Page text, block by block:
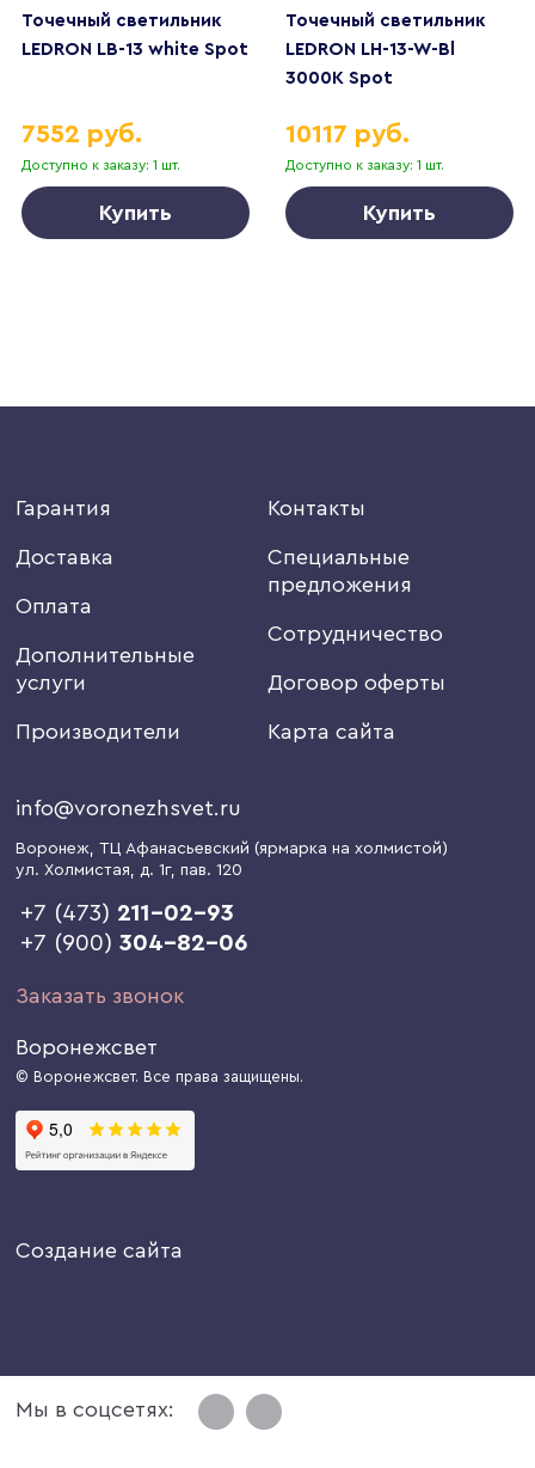
Точечный светильник
LEDRON LB-13 white Spot
Доступно к заказу: 1 шт.
7552 руб.
Купить
Точечный светильник
LEDRON LH-13-W-Bl
3000K Spot
Доступно к заказу: 1 шт.
10117 руб.
Купить
Гарантия
Доставка
Оплата
Дополнительные
услуги
Производители
Контакты
Специальные
предложения
Сотрудничество
Договор оферты
Карта сайта
info@voronezhsvet.ru
Воронеж, ТЦ Афанасьевский (ярмарка на холмистой)
ул. Холмистая, д. 1г, пав. 120
+7 (473) 211-02-93
+7 (900)304-82-06
Заказать звонок
Воронежсвет
© Воронежсвет. Все права защищены.
Создание сайта
Мы в соцсетях: